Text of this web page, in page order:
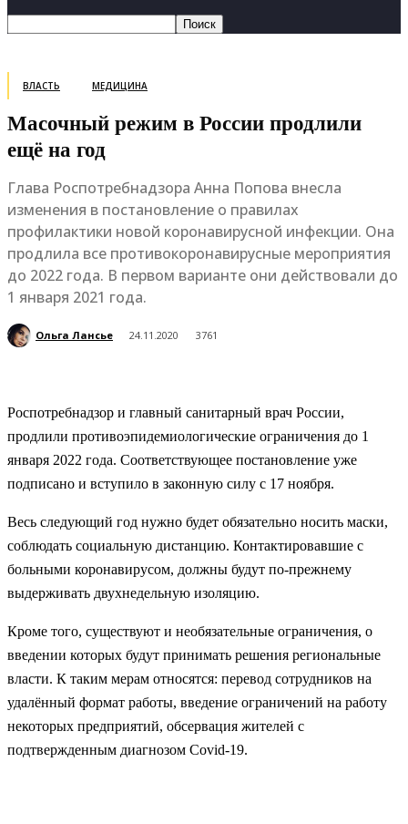
ВЛАСТЬ МЕДИЦИНА
Масочный режим в России продлили
ещё на год
Глава Роспотребнадзора Анна Попова внесла
изменения в постановление о правилах
профилактики новой коронавирусной инфекции. Она
продлила все противокоронавирусные мероприятия
до 2022 года. В первом варианте они действовали до
1 января 2021 года.
Ольга Лансье 24.11.2020 3761
Роспотребнадзор и главный санитарный врач России,
продлили противоэпидемиологические ограничения до 1
января 2022 года. Соответствующее постановление уже
подписано и вступило в законную силу с 17 ноября.
Весь следующий год нужно будет обязательно носить маски,
соблюдать социальную дистанцию. Контактировавшие с
больными коронавирусом, должны будут по-прежнему
выдерживать двухнедельную изоляцию.
Кроме того, существуют и необязательные ограничения, о
введении которых будут принимать решения региональные
власти. К таким мерам относятся: перевод сотрудников на
удалённый формат работы, введение ограничений на работу
некоторых предприятий, обсервация жителей с
подтвержденным диагнозом Covid-19.